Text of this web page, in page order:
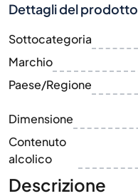
Dettagli del prodotto
Sottocategoria
Marchio
Paese/Regione
Dimensione
Contenuto
alcolico
Descrizione